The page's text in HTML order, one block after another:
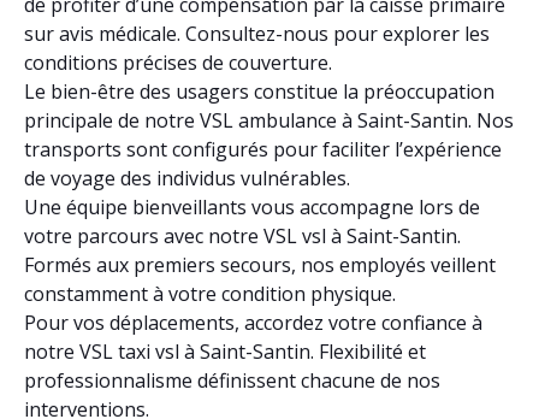
sur avis médicale. Consultez-nous pour explorer les
conditions précises de couverture.
Le bien-être des usagers constitue la préoccupation
principale de notre VSL ambulance à Saint-Santin. Nos
transports sont configurés pour faciliter l’expérience
de voyage des individus vulnérables.
Une équipe bienveillants vous accompagne lors de
votre parcours avec notre VSL vsl à Saint-Santin.
Formés aux premiers secours, nos employés veillent
constamment à votre condition physique.
Pour vos déplacements, accordez votre confiance à
notre VSL taxi vsl à Saint-Santin. Flexibilité et
professionnalisme définissent chacune de nos
interventions.